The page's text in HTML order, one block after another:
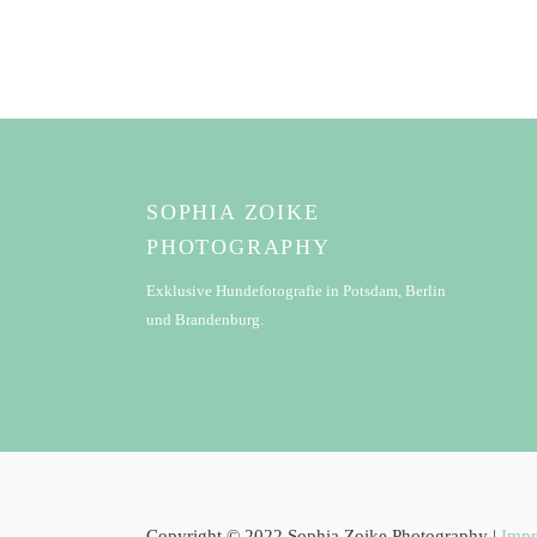
SOPHIA ZOIKE
PHOTOGRAPHY
Exklusive Hundefotografie in Potsdam, Berlin
und Brandenburg.